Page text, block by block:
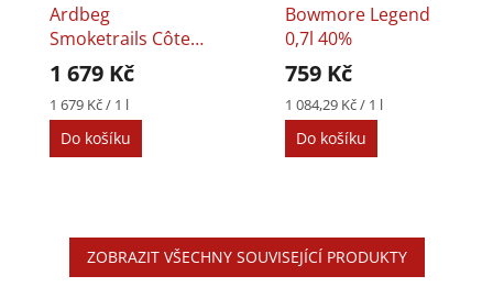
Ardbeg
Smoketrails Côte
Rôtie Edition 1l
46%
1 679 Kč
Měrná
cena:
1 679 Kč / 1 l
Do košíku
Bowmore Legend
0,7l 40%
759 Kč
Měrná
cena:
1 084,29 Kč / 1 l
Do košíku
ZOBRAZIT VŠECHNY SOUVISEJÍCÍ PRODUKTY